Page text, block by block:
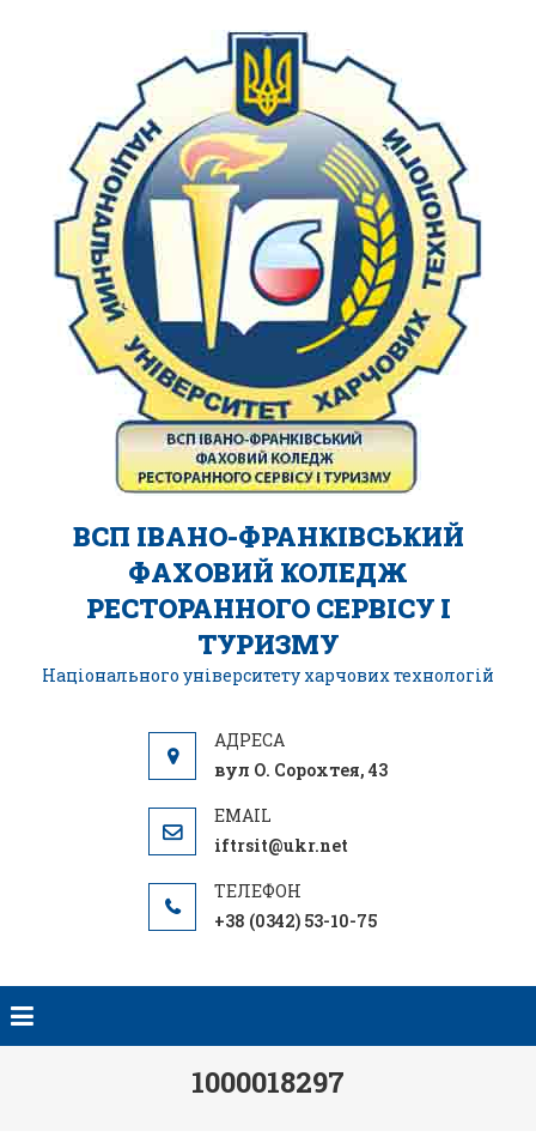
ВСП ІВАНО-ФРАНКІВСЬКИЙ
ФАХОВИЙ КОЛЕДЖ
РЕСТОРАННОГО СЕРВІСУ І
ТУРИЗМУ
Національного університету харчових технологій
вул О. Сорохтея, 43
iftrsit@ukr.net
+38 (0342) 53-10-75
1000018297